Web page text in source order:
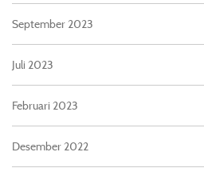
September 2023
Juli 2023
Februari 2023
Desember 2022